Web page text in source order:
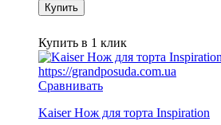
Купить
Купить в 1 клик
Сравнивать
Kaiser Нож для торта Inspiration